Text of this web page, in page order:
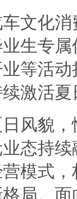
化消
生专
等活
激活
貌，
态持
模式
局。